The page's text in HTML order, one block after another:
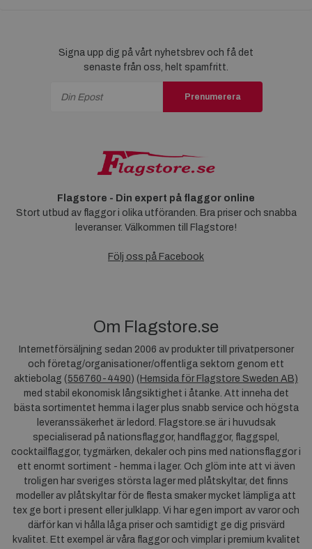
Signa upp dig på vårt nyhetsbrev och få det
senaste från oss, helt spamfritt.
Prenumerera
Flagstore - Din expert på flaggor online
Stort utbud av flaggor i olika utföranden. Bra priser och snabba
leveranser. Välkommen till Flagstore!
Följ oss på Facebook
Om Flagstore.se
Internetförsäljning sedan 2006 av produkter till privatpersoner
och företag/organisationer/offentliga sektorn genom ett
aktiebolag (556760-4490) ( Hemsida för Flagstore Sweden AB)
med stabil ekonomisk långsiktighet i åtanke. Att inneha det
bästa sortimentet hemma i lager plus snabb service och högsta
leveranssäkerhet är ledord. Flagstore.se är i huvudsak
specialiserad på nationsflaggor, handflaggor, flaggspel,
cocktailflaggor, tygmärken, dekaler och pins med nationsflaggor i
ett enormt sortiment - hemma i lager. Och glöm inte att vi även
troligen har sveriges största lager med plåtskyltar, det finns
modeller av plåtskyltar för de flesta smaker mycket lämpliga att
tex ge bort i present eller julklapp. Vi har egen import av varor och
därför kan vi hålla låga priser och samtidigt ge dig prisvärd
kvalitet. Ett exempel är våra flaggor och vimplar i premium kvalitet